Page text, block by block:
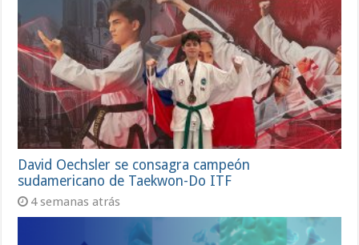
David Oechsler se consagra campeón
sudamericano de Taekwon-Do ITF
4 semanas atrás